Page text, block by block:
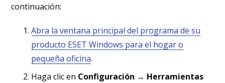
continuación:
Abra la ventana principal del programa de su
producto ESET Windows para el hogar o
pequeña oficina.
Haga clic en Configuración → Herramientas